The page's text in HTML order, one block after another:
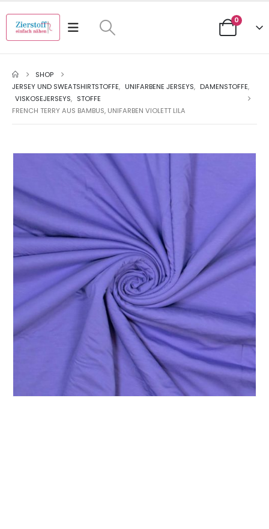
0
SHOP
JERSEY UND SWEATSHIRTSTOFFE, UNIFARBENE JERSEYS, DAMENSTOFFE,
VISKOSEJERSEYS, STOFFE
FRENCH TERRY AUS BAMBUS, UNIFARBEN VIOLETT LILA